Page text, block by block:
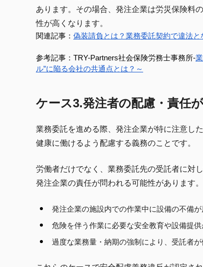
あります。その場合、発注企業は労災保険料
性が高くなります。
関連記事： 偽装請負とは？業務委託契約で違法
参考記事：TRY-Partners社会保険労務士事務所-
ル”に陥る会社の共通点とは？～
ケース3.発注者の配慮・責任
業務委託を進める際、発注企業が特に注意し
健康に働けるよう配慮する義務のことです。
労働者だけでなく、業務委託先の受託者に対
発注企業の責任が問われる可能性があります。
発注企業の施設内での作業中に設備の不備
危険を伴う作業に必要な安全教育や設備提供
過度な業務量・納期の強制により、受託者